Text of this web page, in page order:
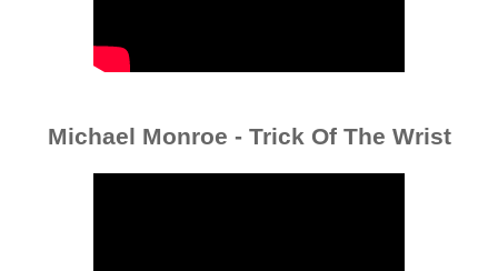
Michael Monroe - Trick Of The Wrist